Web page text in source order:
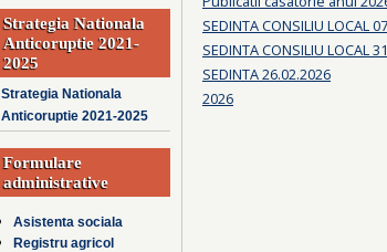
Strategia Nationala
Anticoruptie 2021-
2025
Strategia Nationala
Anticoruptie 2021-2025
Formulare
administrative
Asistenta sociala
Registru agricol
SEDINTA CONSILIU LOCAL
SEDINTA CONSILIU LOCAL
SEDINTA 26.02.2026
2026